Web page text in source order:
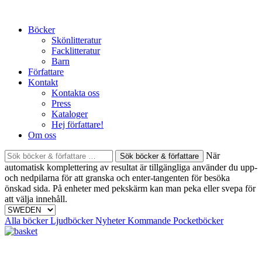
contentBöcker
Skönlitteratur
Facklitteratur
Barn
Författare
Kontakt
Kontakta oss
Press
Kataloger
Hej författare!
Om oss
Sök
böcker
&
författare
efter:
När
automatisk komplettering av resultat är tillgängliga använder du upp-
och nedpilarna för att granska och enter-tangenten för besöka
önskad sida. På enheter med pekskärm kan man peka eller svepa för
att välja innehåll.
Alla böckerLjudböckerNyheterKommande Pocketböcker